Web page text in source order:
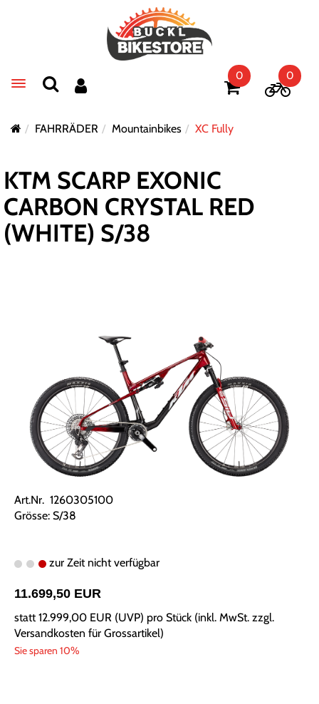
Toggle navigation
0 0
FAHRRÄDER Mountainbikes XC Fully
KTM SCARP EXONIC
CARBON CRYSTAL RED
(WHITE) S/38
Art.Nr. 1260305100
Grösse: S/38
zur Zeit nicht verfügbar
11.699,50 EUR
statt12.999,00 EUR (UVP) pro Stück (inkl. MwSt. zzgl.
Versandkosten für Grossartikel)
Sie sparen 10%